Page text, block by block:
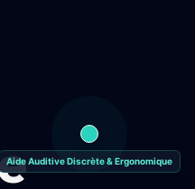
Aide Auditive Discrète & Ergonomique